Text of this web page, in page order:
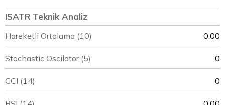
ISATR Teknik Analiz
Hareketli Ortalama (10) 0,00
Stochastic Oscilator (5) 0
CCI (14) 0